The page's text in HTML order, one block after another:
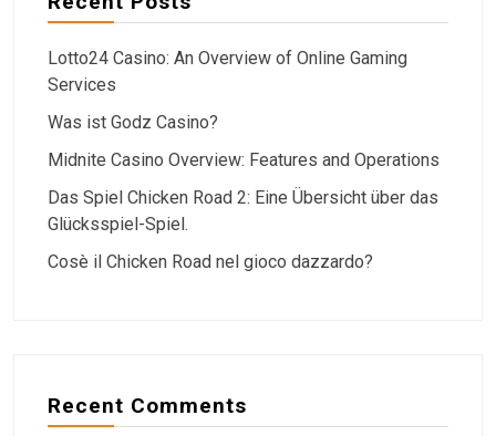
Lotto24 Casino: An Overview of Online Gaming
Services
Was ist Godz Casino?
Midnite Casino Overview: Features and Operations
Das Spiel Chicken Road 2: Eine Übersicht über das
Glücksspiel-Spiel.
Cosè il Chicken Road nel gioco dazzardo?
Recent Comments